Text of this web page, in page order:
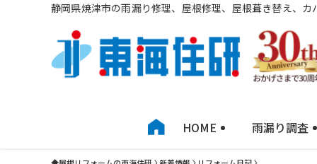
静岡県焼津市の雨漏り修理、屋根修理、屋根葺き替え、
HOME 雨漏り調査